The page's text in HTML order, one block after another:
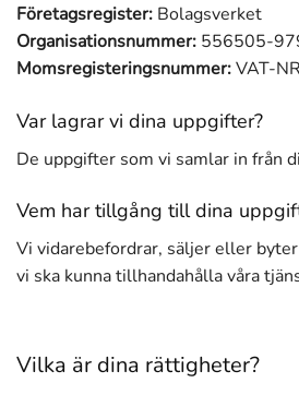
Företagsregister: Bolagsverket
Organisationsnummer: 556505-
Momsregisteringsnummer:VAT-
Var lagrar vi dina uppgifter?
De uppgifter som vi samlar in från
Vem har tillgång till dina
Vi vidarebefordrar, säljer eller
vi ska kunna tillhandahålla våra
Vilka är dina rättigheter?